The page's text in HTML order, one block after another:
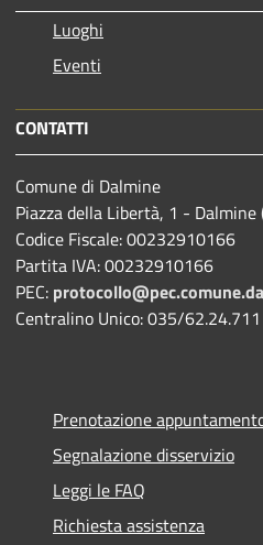
Luoghi
Eventi
CONTATTI
Comune di Dalmine
Piazza della Libertà, 1 -
Codice Fiscale: 00232910166
Partita IVA: 00232910166
PEC:
Centralino Unico: 035/62.24.711
Prenotazione
Segnalazione disservizio
Leggi le FAQ
Richiesta assistenza